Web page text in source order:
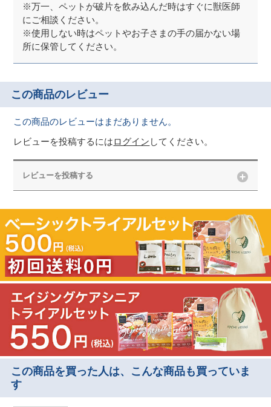
※万一、ペットが破片を飲み込んだ時はすぐに獣医師
にご相談ください。
※使用しない時はペットやお子さまの手の届かない場
所に保管してください。
この商品のレビュー
この商品のレビューはまだありません。
レビューを投稿するにはログイン してください。
レビューを投稿する
この商品を買った人は、こんな商品も買っていま
す